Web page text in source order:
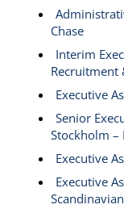
Chase
Interim
Recruitment
Executive
Senior
Stockholm –
Executive
Executive